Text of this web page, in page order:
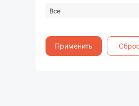
Все
Применить